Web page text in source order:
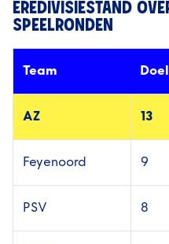
EREDIVISIESTAND
SPEELRONDEN
Team
AZ 13
Feyenoord 9
PSV 8